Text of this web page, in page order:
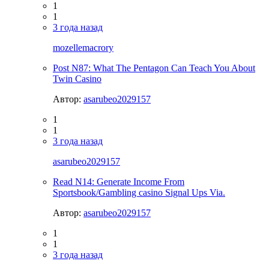
1
1
3 года назад
mozellemacrory
Post N87: What The Pentagon Can Teach You About
Twin Casino
Автор: asarubeo2029157
1
1
3 года назад
asarubeo2029157
Read N14: Generate Income From
Sportsbook/Gambling casino Signal Ups Via.
Автор: asarubeo2029157
1
1
3 года назад